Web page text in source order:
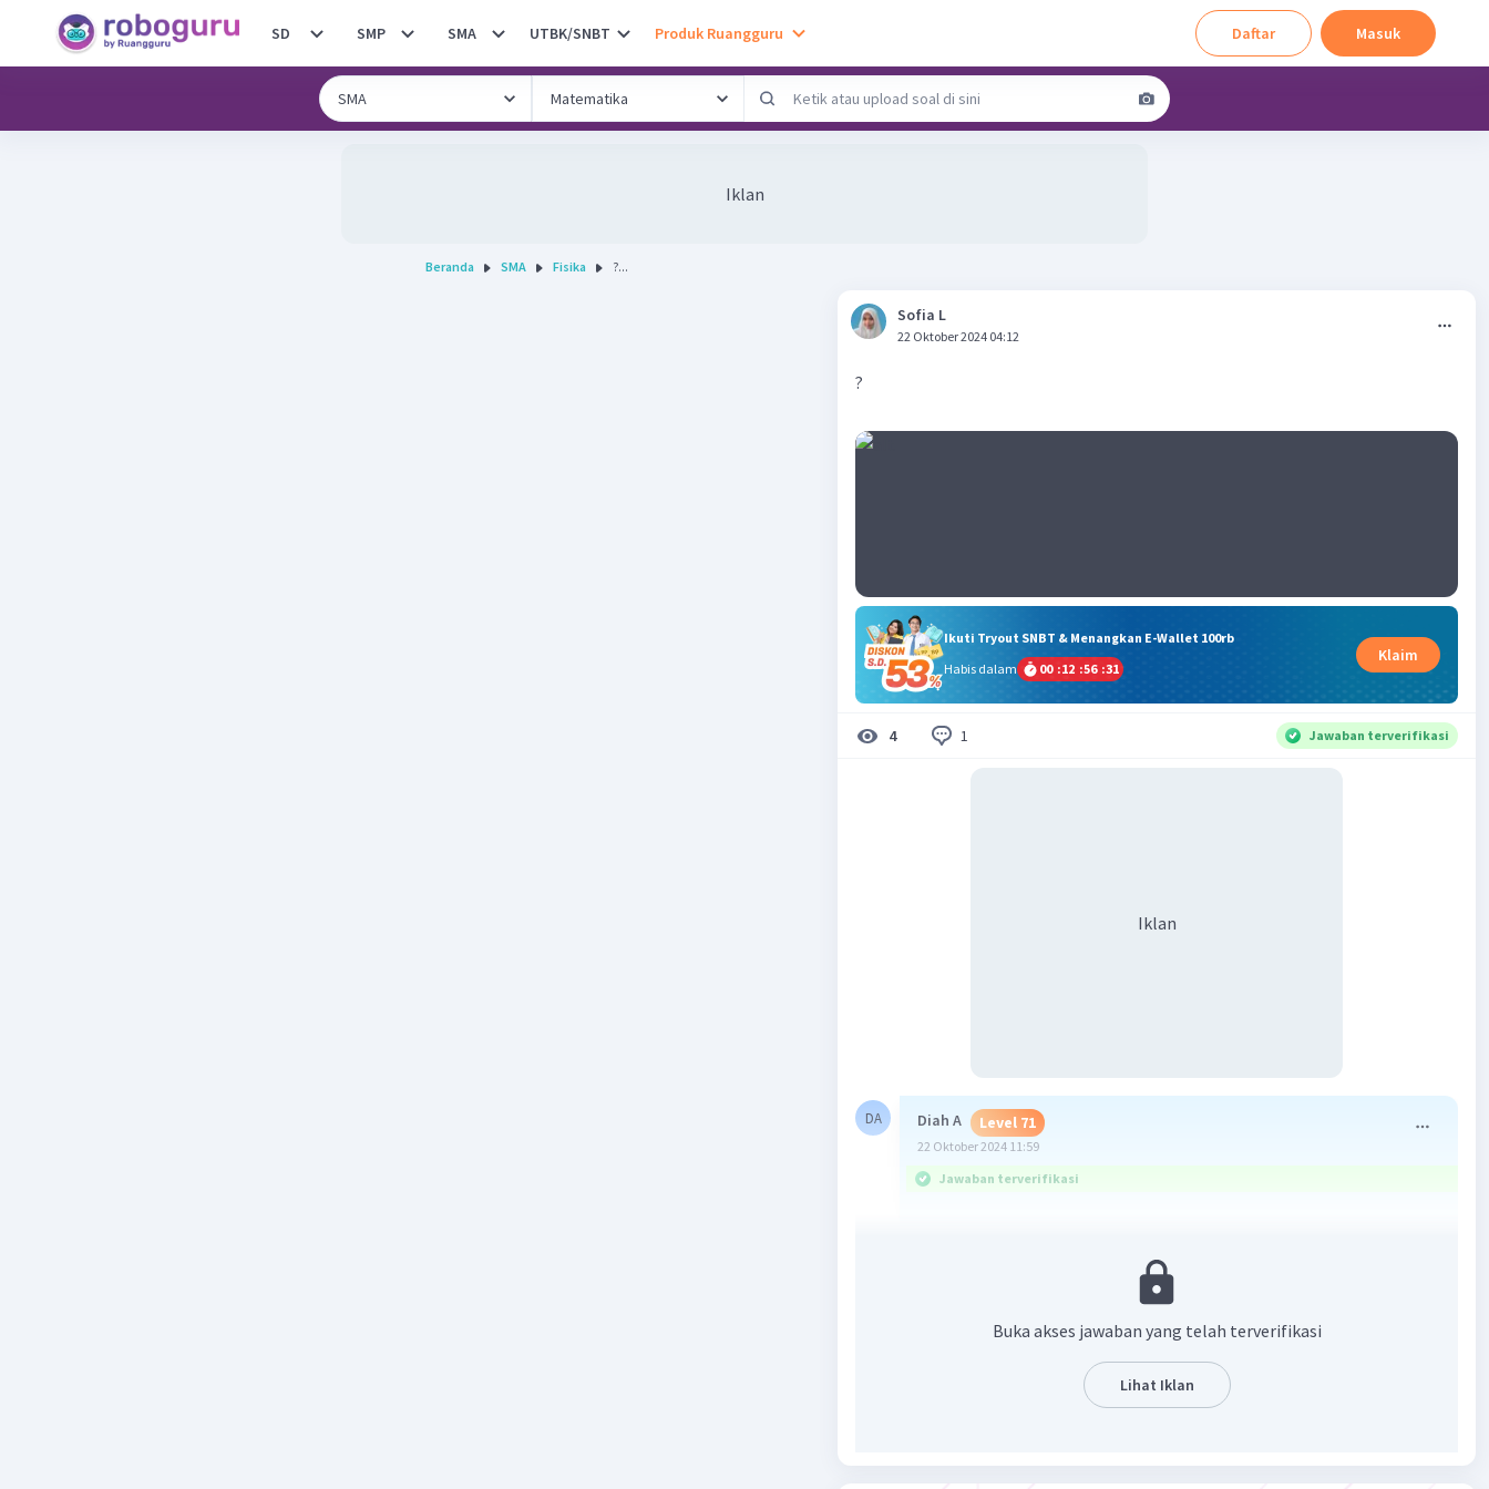
SD SMP SMA UTBK/SNBT Produk Ruangguru Daftar Masuk
Iklan
Beranda SMA Fisika ?...
Sofia L
22 Oktober 2024 04:12
?
Ikuti Tryout SNBT & Menangkan E-Wallet 100rb
Habis dalam
00 :12 :56 :31
Klaim
4 1 Jawaban terverifikasi
Iklan
DA Diah A Level 71
22 Oktober 2024 11:59
Jawaban terverifikasi
Skala utama = 2,5 cm
Skala nonius = 6 × 0,01 = 0,06 cm
Jumlah halaman = 300 halaman = 150 lembar
Buka akses jawaban yang telah terverifikasi
Lihat Iklan